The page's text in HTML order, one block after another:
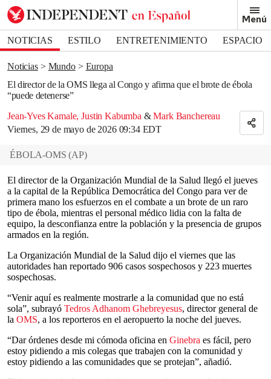
Menú
NOTICIAS ESTILO ENTRETENIMIENTO
ESPACIO
DEPORTES
Noticias Mundo
Europa
El director de la OMS llega al Congo y afirma que el brote de ébola
“puede detenerse”
Jean-Yves Kamale,Justin Kabumba & Mark Banchereau
Viernes, 29 de mayo de 2026 09:34 EDT
Bookmark popover
Removed from bookmarks
Close popover
ÉBOLA-OMS (AP)
El director de la Organización Mundial de la Salud llegó el jueves
a la capital de la República Democrática del Congo para ver de
primera mano los esfuerzos en el combate a un brote de un raro
tipo de ébola, mientras el personal médico lidia con la falta de
equipo, la desconfianza entre la población y la presencia de grupos
armados en la región.
La Organización Mundial de la Salud dijo el viernes que las
autoridades han reportado 906 casos sospechosos y 223 muertes
sospechosas.
“Venir aquí es realmente mostrarle a la comunidad que no está
sola”, subrayó Tedros Adhanom Ghebreyesus, director general de
la OMS, a los reporteros en el aeropuerto la noche del jueves.
“Dar órdenes desde mi cómoda oficina en Ginebra es fácil, pero
estoy pidiendo a mis colegas que trabajen con la comunidad y
estoy pidiendo a las comunidades que se protejan”, añadió.